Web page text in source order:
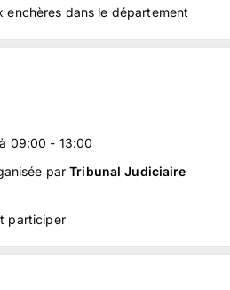
enchères dans le département
09:00 - 13:00
parTribunal Judiciaire
participer